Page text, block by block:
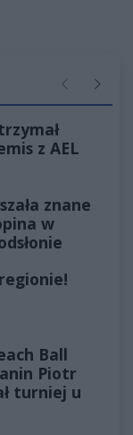
Poprzednie
z AEL
znane
w
Ball
Piotr
turniej u